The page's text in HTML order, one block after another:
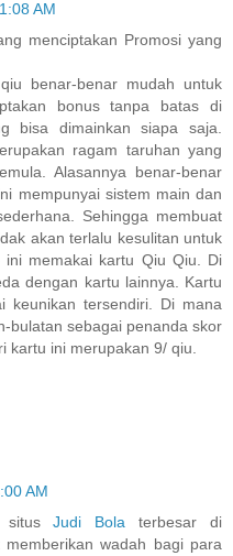
AM
menciptakan Promosi yang
benar-benar mudah untuk
bonus tanpa batas di
bisa dimainkan siapa saja.
ragam taruhan yang
Alasannya benar-benar
mempunyai sistem main dan
Sehingga membuat
akan terlalu kesulitan untuk
ini memakai kartu Qiu Qiu. Di
dengan kartu lainnya. Kartu
keunikan tersendiri. Di mana
bulatan sebagai penanda skor
kartu ini merupakan 9/ qiu.
AM
situsJudi Bola terbesar di
wadah bagi para